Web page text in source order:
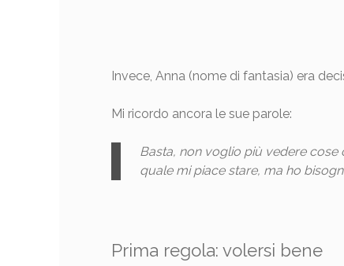
Invece, Anna (nome di fantasia) era
Mi ricordo ancora le sue parole:
Basta, non voglio più vedere
quale mi piace stare, ma ho
Prima regola: volersi bene